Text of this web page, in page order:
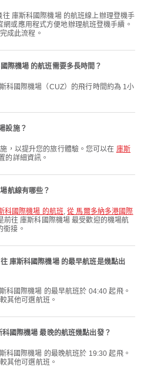
或應用程式方便地辦理航班登機手續。
成此流程。
際機場 的航班需要多長時間？
設施？
施，以提升您的旅行體驗。您可以在 庫斯
的詳細資訊。
航線有哪些？
科國際機場 的航班,從 馬爾多納多港國際
前往 庫斯科國際機場 最受歡迎的機場航
銜接。
庫斯科國際機場 的最早航班是幾點出
其他可選航班。
國際機場 最晚的航班幾點出發？
其他可選航班。